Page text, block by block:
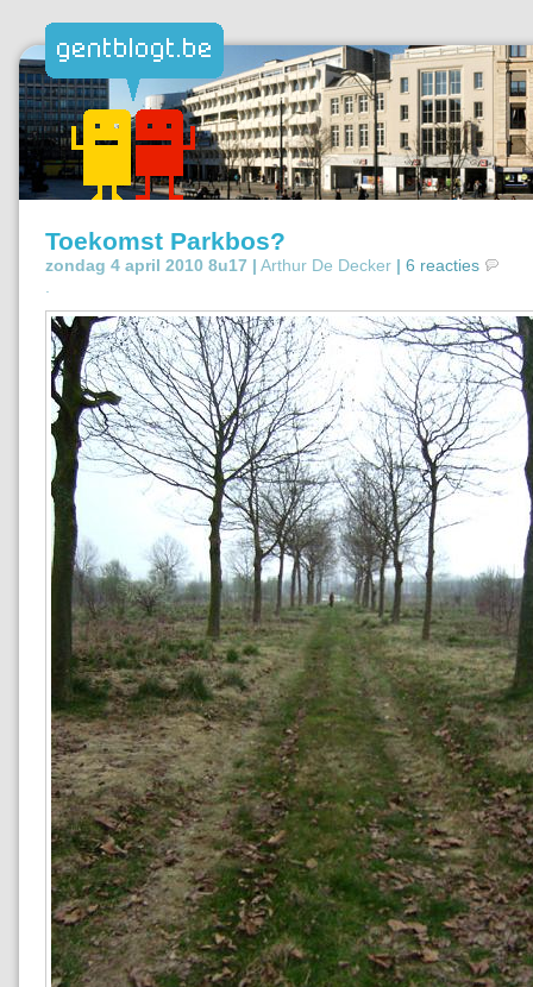
Toekomst Parkbos?
zondag 4 april 2010 8u17 | Arthur De Decker | 6 reacties